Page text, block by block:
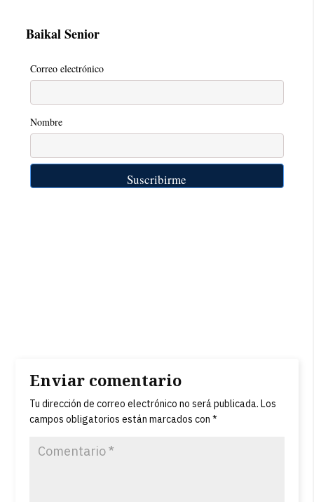
Baikal Senior
Correo electrónico
Nombre
Enviar comentario
Tu dirección de correo electrónico no será publicada. Los
campos obligatorios están marcados con*